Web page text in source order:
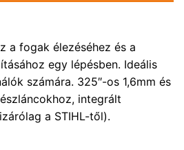
a fogak élezéséhez és a
egy lépésben. Ideális
számára. 325″-os 1,6mm és
integrált
a STIHL-től).